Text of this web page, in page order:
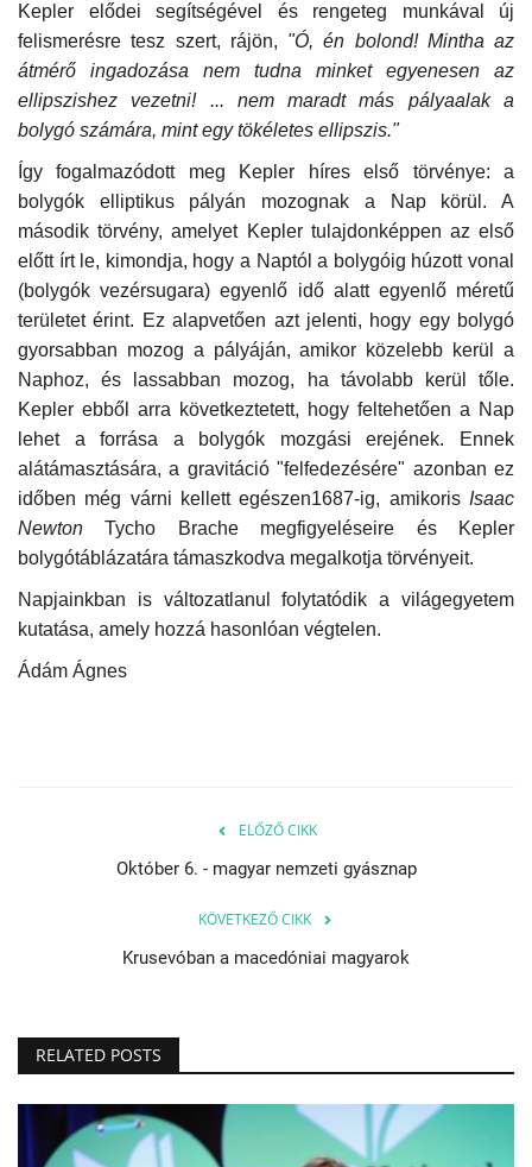
Kepler elődei segítségével és rengeteg munkával új
felismerésre tesz szert, rájön, "Ó, én bolond! Mintha az
átmérő ingadozása nem tudna minket egyenesen az
ellipszishez vezetni! ... nem maradt más pályaalak a
bolygó számára, mint egy tökéletes ellipszis."
Így fogalmazódott meg Kepler híres első törvénye: a
bolygók elliptikus pályán mozognak a Nap körül. A
második törvény, amelyet Kepler tulajdonképpen az első
előtt írt le, kimondja, hogy a Naptól a bolygóig húzott vonal
(bolygók vezérsugara) egyenlő idő alatt egyenlő méretű
területet érint. Ez alapvetően azt jelenti, hogy egy bolygó
gyorsabban mozog a pályáján, amikor közelebb kerül a
Naphoz, és lassabban mozog, ha távolabb kerül tőle.
Kepler ebből arra következtetett, hogy feltehetően a Nap
lehet a forrása a bolygók mozgási erejének. Ennek
alátámasztására, a gravitáció "felfedezésére" azonban ez
időben még várni kellett egészen1687-ig, amikoris Isaac
Newton Tycho Brache megfigyeléseire és Kepler
bolygótáblázatára támaszkodva megalkotja törvényeit.
Napjainkban is változatlanul folytatódik a világegyetem
kutatása, amely hozzá hasonlóan végtelen.
Ádám Ágnes
ELŐZŐ CIKK
Október 6. - magyar nemzeti gyásznap
KÖVETKEZŐ CIKK
Krusevóban a macedóniai magyarok
RELATED POSTS